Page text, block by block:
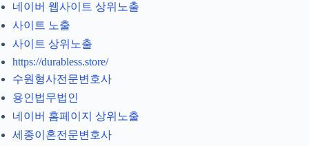
네이버 웹사이트 상위노출
사이트 노출
사이트 상위노출
https://durabless.store/
수원형사전문변호사
용인법무법인
네이버 홈페이지 상위노출
세종이혼전문변호사